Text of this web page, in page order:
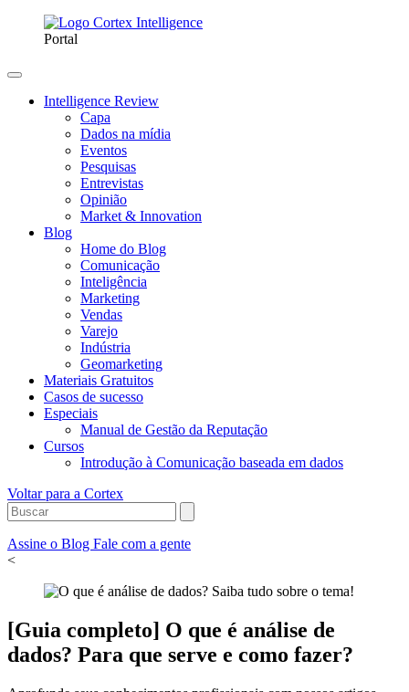
Portal
Intelligence Review
Capa
Dados na mídia
Eventos
Pesquisas
Entrevistas
Opinião
Market & Innovation
Blog
Home do Blog
Comunicação
Inteligência
Marketing
Vendas
Varejo
Indústria
Geomarketing
Materiais Gratuitos
Casos de sucesso
Especiais
Manual de Gestão da Reputação
Cursos
Introdução à Comunicação baseada em dados
Voltar para a Cortex
Assine o Blog Fale com a gente
<
[Guia completo] O que é análise de
dados? Para que serve e como fazer?